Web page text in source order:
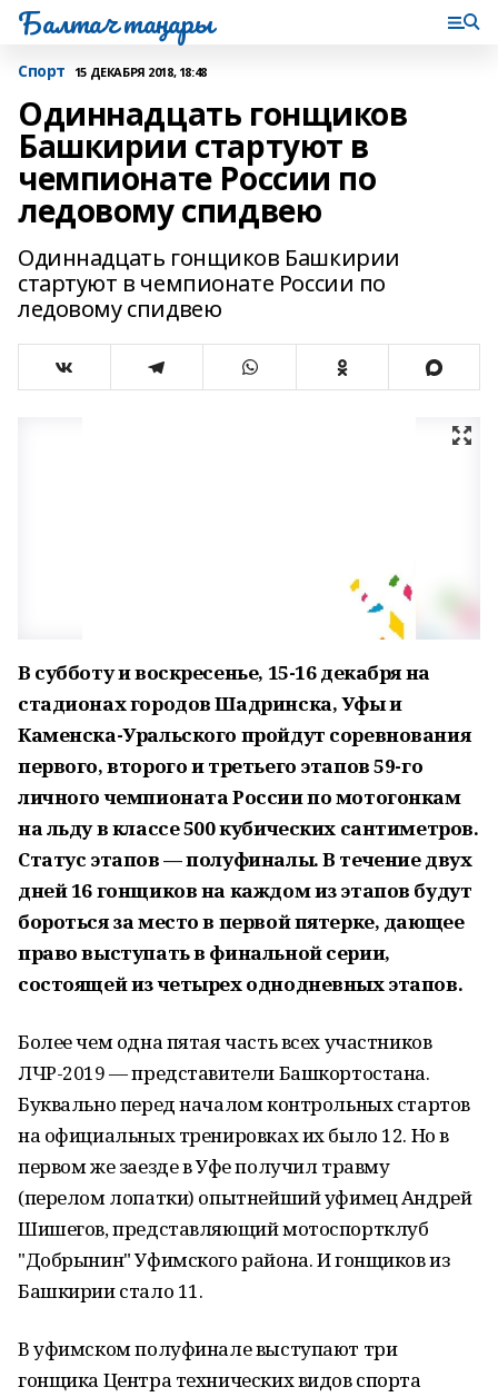
Балтач таңнары
Спорт 15 ДЕКАБРЯ 2018, 18:48
Одиннадцать гонщиков
Башкирии стартуют в
чемпионате России по
ледовому спидвею
Одиннадцать гонщиков Башкирии
стартуют в чемпионате России по
ледовому спидвею
В субботу и воскресенье, 15-16 декабря на
стадионах городов Шадринска, Уфы и
Каменска-Уральского пройдут соревнования
первого, второго и третьего этапов 59-го
личного чемпионата России по мотогонкам
на льду в классе 500 кубических сантиметров.
Статус этапов — полуфиналы. В течение двух
дней 16 гонщиков на каждом из этапов будут
бороться за место в первой пятерке, дающее
право выступать в финальной серии,
состоящей из четырех однодневных этапов.
Более чем одна пятая часть всех участников
ЛЧР-2019 — представители Башкортостана.
Буквально перед началом контрольных стартов
на официальных тренировках их было 12. Но в
первом же заезде в Уфе получил травму
(перелом лопатки) опытнейший уфимец Андрей
Шишегов, представляющий мотоспортклуб
"Добрынин" Уфимского района. И гонщиков из
Башкирии стало 11.
В уфимском полуфинале выступают три
гонщика Центра технических видов спорта